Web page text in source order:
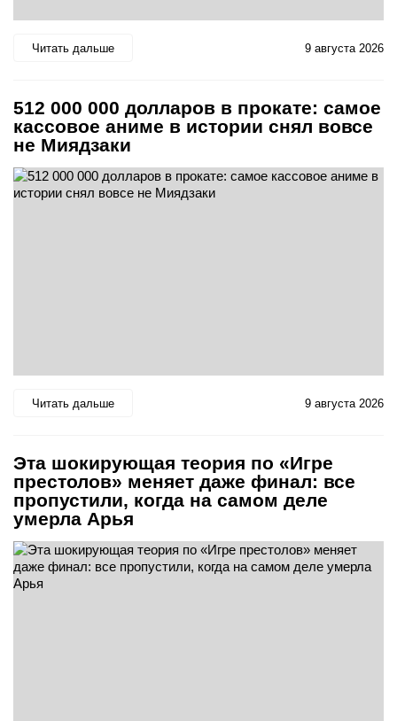
Читать дальше 9 августа 2026
512 000 000 долларов в прокате: самое
кассовое аниме в истории снял вовсе
не Миядзаки
Читать дальше 9 августа 2026
Эта шокирующая теория по «Игре
престолов» меняет даже финал: все
пропустили, когда на самом деле
умерла Арья